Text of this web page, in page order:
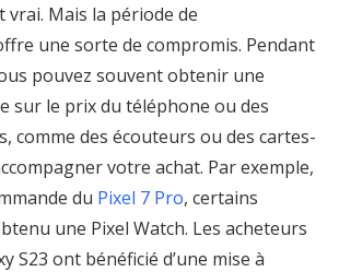
vrai. Mais la période de
une sorte de compromis. Pendant
pouvez souvent obtenir une
sur le prix du téléphone ou des
comme des écouteurs ou des cartes-
votre achat. Par exemple,
du Pixel 7 Pro, certains
une Pixel Watch. Les acheteurs
S23 ont bénéficié d’une mise à